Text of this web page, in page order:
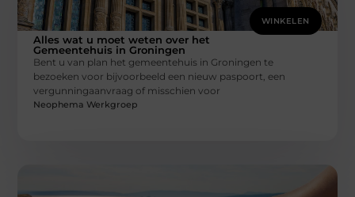
WINKELEN
Alles wat u moet weten over het
Gemeentehuis in Groningen
Bent u van plan het gemeentehuis in Groningen te
bezoeken voor bijvoorbeeld een nieuw paspoort, een
vergunningaanvraag of misschien voor
Neophema Werkgroep